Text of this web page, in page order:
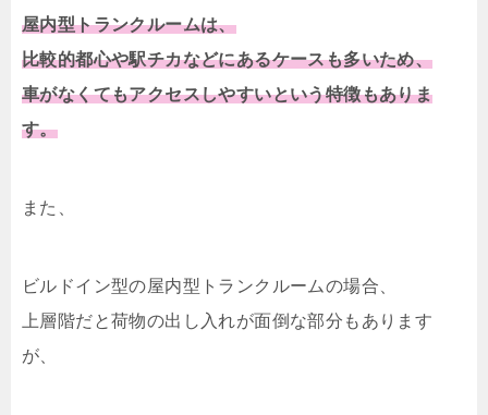
屋内型トランクルームは、
比較的都心や駅チカなどにあるケースも多いため、
車がなくてもアクセスしやすいという特徴もありま
す。
また、
ビルドイン型の屋内型トランクルームの場合、
上層階だと荷物の出し入れが面倒な部分もあります
が、